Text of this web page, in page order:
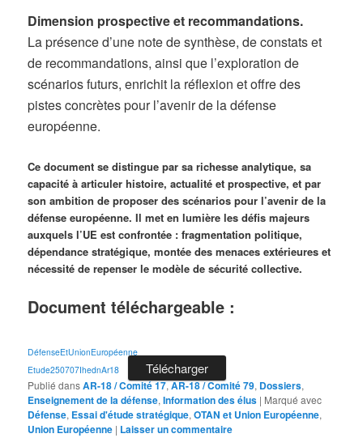
Dimension prospective et recommandations.
La présence d’une note de synthèse, de constats et
de recommandations, ainsi que l’exploration de
scénarios futurs, enrichit la réflexion et offre des
pistes concrètes pour l’avenir de la défense
européenne.
Ce document se distingue par sa richesse analytique, sa
capacité à articuler histoire, actualité et prospective, et par
son ambition de proposer des scénarios pour l’avenir de la
défense européenne. Il met en lumière les défis majeurs
auxquels l’UE est confrontée : fragmentation politique,
dépendance stratégique, montée des menaces extérieures et
nécessité de repenser le modèle de sécurité collective.
Document téléchargeable :
DéfenseEtUnionEuropéenne
Etude250707IhednAr18
Télécharger
Publié dansAR-18 / Comité 17,AR-18 / Comité 79, Dossiers,
Enseignement de la défense,Information des élus | Marqué avec
Défense, Essai d'étude stratégique,OTAN et Union Européenne,
Union Européenne | Laisser un commentaire